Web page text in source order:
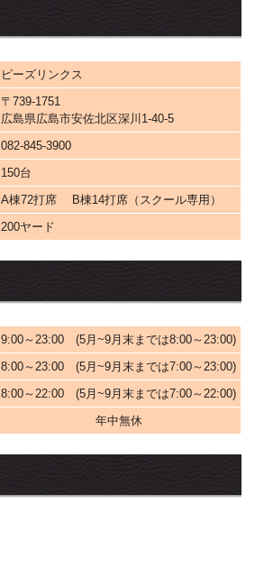
ピーズリンクス
〒739-1751
広島県広島市安佐北区深川1-40-5
082-845-3900
150台
A棟72打席 B棟14打席（スクール専用）
200ヤード
9:00～23:00 (5月~9月末までは8:00～23:00)
8:00～23:00 (5月~9月末までは7:00～23:00)
8:00～22:00 (5月~9月末までは7:00～22:00)
年中無休